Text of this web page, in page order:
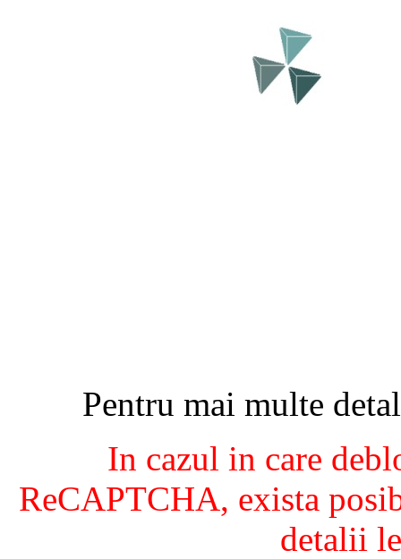
Pentru mai multe
In cazul in care
ReCAPTCHA, exista
detalii